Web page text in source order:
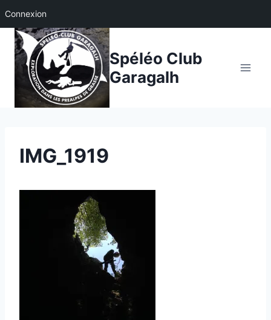
Connexion
Aller
contenu
Spéléo Club
Garagalh
IMG_1919